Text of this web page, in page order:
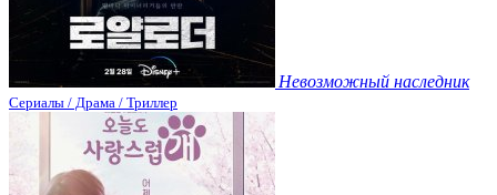
Невозможный наследник
Сериалы / Драма / Триллер